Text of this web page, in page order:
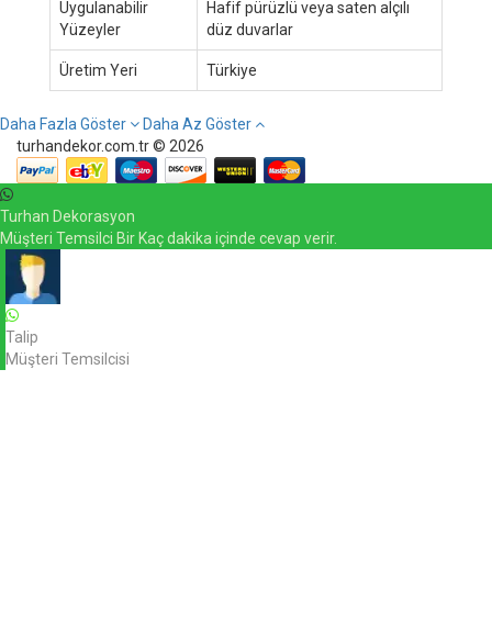
Uygulanabilir
Yüzeyler
Hafif pürüzlü veya saten alçılı
düz duvarlar
Üretim Yeri Türkiye
Daha Fazla Göster
Daha Az Göster
turhandekor.com.tr © 2026
Turhan Dekorasyon
Müşteri Temsilci Bir Kaç dakika içinde cevap verir.
Talip
Müşteri Temsilcisi